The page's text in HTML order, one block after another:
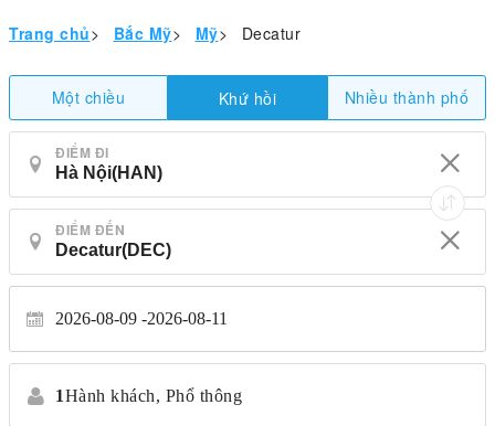
Trang chủ> Bắc Mỹ> Mỹ> Decatur
Một chiều Khứ hồi Nhiều thành phố
ĐIỂM ĐI
ĐIỂM ĐẾN
2026-08-09 2026-08-11
1Hành khách, Phổ thông